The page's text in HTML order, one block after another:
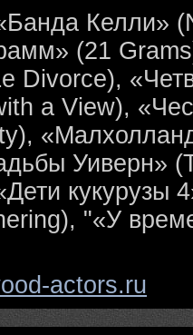
Келли»
(21
Divorce),
a View),
Уиверн»
кукурузы
"«У
actors.ru